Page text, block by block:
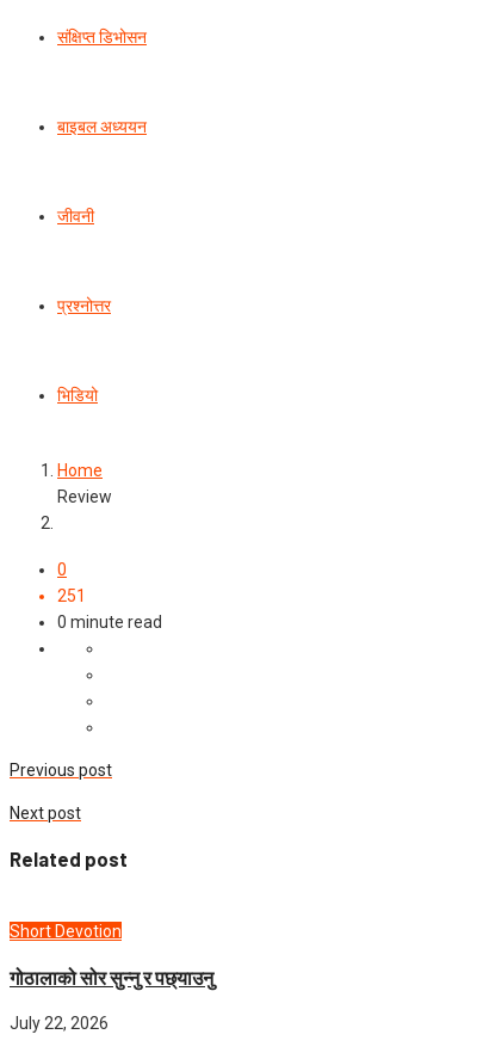
संक्षिप्त डिभोसन
बाइबल अध्ययन
जीवनी
प्रश्‍नोत्तर
भिडियो
Home
Review
0
251
0 minute read
Previous post
Next post
Related post
Short Devotion
गोठालाको सोर सुन्नु र पछ्याउनु
July 22, 2026